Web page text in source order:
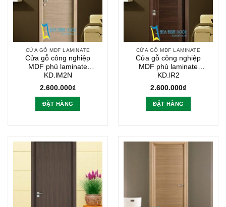
CỬA GỖ MDF LAMINATE
Cửa gỗ công nghiệp
MDF phủ laminate
KD.lM2N
2.600.000₫
ĐẶT HÀNG
CỬA GỖ MDF LAMINATE
Cửa gỗ công nghiệp
MDF phủ laminate
KD.lR2
2.600.000₫
ĐẶT HÀNG